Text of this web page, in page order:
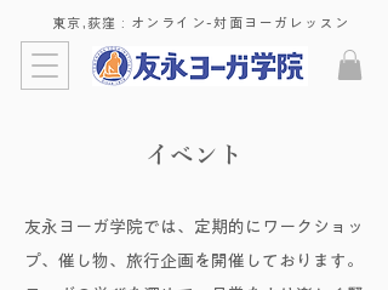
東京,荻窪 : ​オンライン-対面ヨーガレッスン
イベント
友永ヨーガ学院では、定期的にワークショッ
プ、催し物、旅行企画を開催しております。